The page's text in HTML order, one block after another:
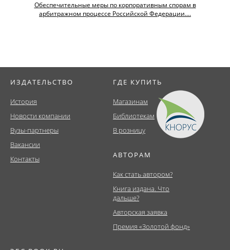
Обеспечительные меры по корпоративным спорам в
арбитражном процессе Российской Федерации....
ИЗДАТЕЛЬСТВО
История
Новости компании
Вузы-партнеры
Вакансии
Контакты
ГДЕ КУПИТЬ
Магазинам
Библиотекам
В розницу
АВТОРАМ
Как стать автором?
Книга издана. Что
дальше?
Авторская заявка
Премия «Золотой фонд»